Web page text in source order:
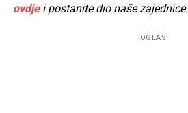
ovdjei postanite dio naše zajednice.
OGLAS